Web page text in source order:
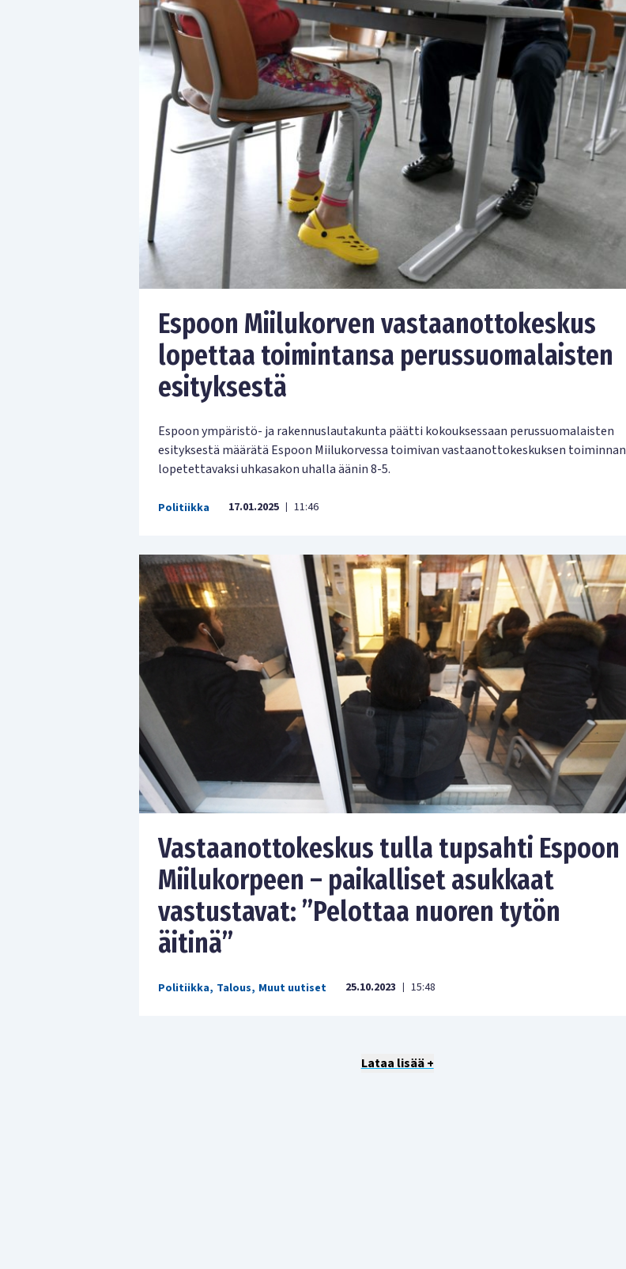
Espoon Miilukorven vastaanottokeskus
lopettaa toimintansa perussuomalaisten
esityksestä
Espoon ympäristö- ja rakennuslautakunta päätti kokouksessaan perussuomalaisten
esityksestä määrätä Espoon Miilukorvessa toimivan vastaanottokeskuksen toiminnan
lopetettavaksi uhkasakon uhalla äänin 8-5.
Politiikka 17.01.2025 | 11:46
Vastaanottokeskus tulla tupsahti Espoon
Miilukorpeen – paikalliset asukkaat
vastustavat: ”Pelottaa nuoren tytön
äitinä”
Politiikka, Talous, Muut uutiset 25.10.2023 | 15:48
Lataa lisää +